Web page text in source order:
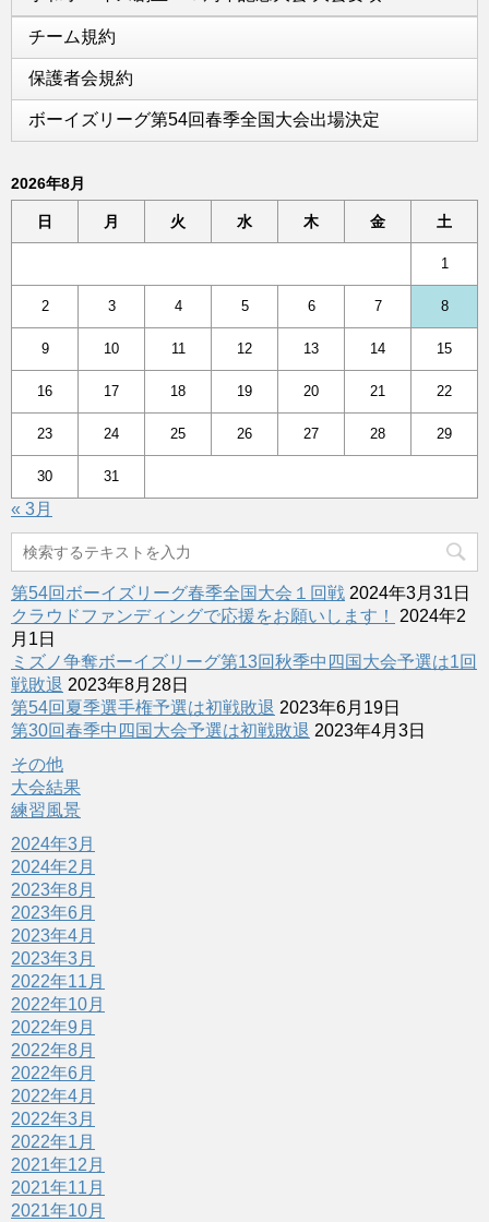
チーム規約
保護者会規約
ボーイズリーグ第54回春季全国大会出場決定
2026年8月
日 月 火 水 木 金 土
1
2 3 4 5 6 7 8
9 10 11 12 13 14 15
16 17 18 19 20 21 22
23 24 25 26 27 28 29
30 31
« 3月
第54回ボーイズリーグ春季全国大会１回戦 2024年3月31日
クラウドファンディングで応援をお願いします！
2024年2
月1日
ミズノ争奪ボーイズリーグ第13回秋季中四国大会予選は1回
戦敗退 2023年8月28日
第54回夏季選手権予選は初戦敗退 2023年6月19日
第30回春季中四国大会予選は初戦敗退 2023年4月3日
その他
大会結果
練習風景
2024年3月
2024年2月
2023年8月
2023年6月
2023年4月
2023年3月
2022年11月
2022年10月
2022年9月
2022年8月
2022年6月
2022年4月
2022年3月
2022年1月
2021年12月
2021年11月
2021年10月